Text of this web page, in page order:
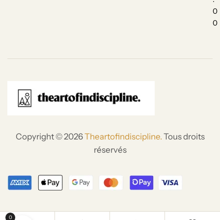
0
0
Copyright © 2026Theartofindiscipline. Tous droits
réservés
0